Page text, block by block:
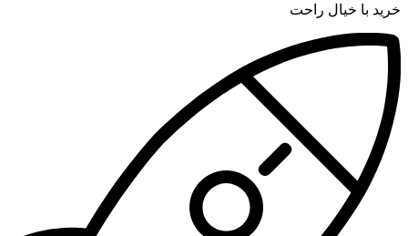
خرید با خیال راحت